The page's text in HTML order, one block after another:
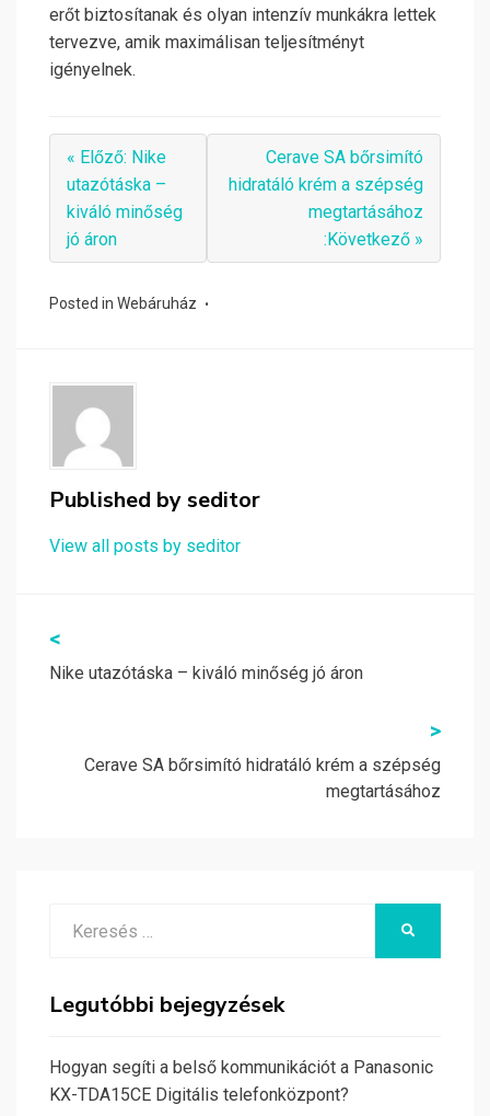
erőt biztosítanak és olyan intenzív munkákra lettek
tervezve, amik maximálisan teljesítményt
igényelnek.
« Előző: Nike
utazótáska –
kiváló minőség
jó áron
Cerave SA bőrsimító
hidratáló krém a szépség
megtartásához
:Következő »
Posted in Webáruház
Published byseditor
View all posts by seditor
Bejegyzés
navigáció
<
Nike utazótáska – kiváló minőség jó áron
>
Cerave SA bőrsimító hidratáló krém a szépség
megtartásához
Legutóbbi bejegyzések
Hogyan segíti a belső kommunikációt a Panasonic
KX-TDA15CE Digitális telefonközpont?